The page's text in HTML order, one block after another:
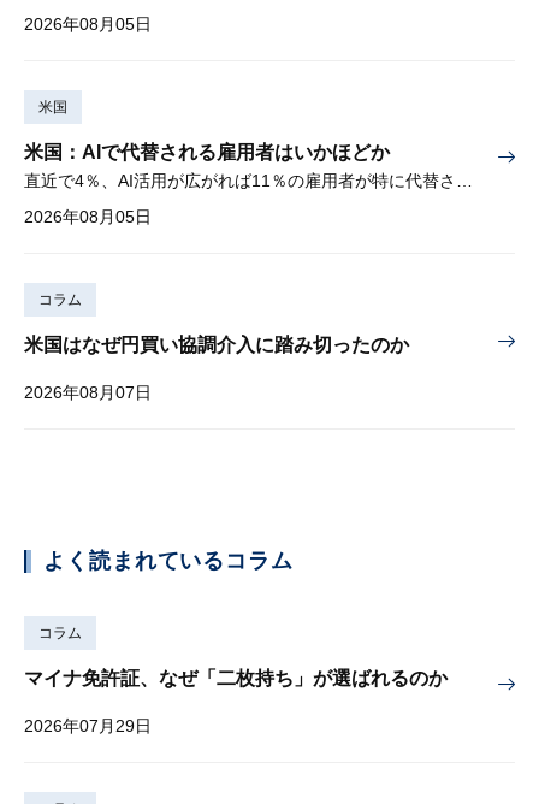
2026年08月05日
米国
米国：AIで代替される雇用者はいかほどか
2026年08月05日
コラム
米国はなぜ円買い協調介入に踏み切ったのか
2026年08月07日
よく読まれているコラム
コラム
マイナ免許証、なぜ「二枚持ち」が選ばれるのか
2026年07月29日